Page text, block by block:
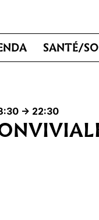
SANTÉ/
-> 22:30